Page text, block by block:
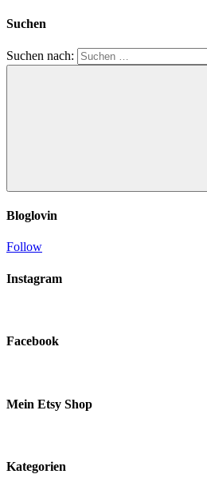
Suchen
Suchen nach:
Bloglovin
Follow
Instagram
Facebook
Mein Etsy Shop
Kategorien